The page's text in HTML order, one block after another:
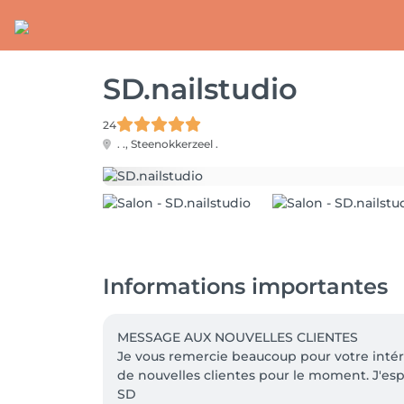
SD.nailstudio
24
. ., Steenokkerzeel .
Informations importantes
MESSAGE AUX NOUVELLES CLIENTES
Je vous remercie beaucoup pour votre
de nouvelles clientes pour le moment.
SD